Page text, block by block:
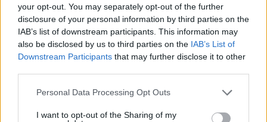
your opt-out. You may separately opt-out of the further
disclosure of your personal information by third parties on the
IAB’s list of downstream participants. This information may
also be disclosed by us to third parties on the IAB’s List of
Downstream Participants that may further disclose it to other
Please note that this website/app uses one or more Google
not limited to your visit or usage behaviour. You may click to
Personal Data Processing Opt Outs
I want to opt-out of the Sharing of my
φωτογραφίες
Πώς έγινε η τραγωδία με την νεκρή μητέρα στα Μάλια:
Βούτηξε για να βοηθήσει τη φίλη της και πνίγηκε, τα
παιδιά φώναζαν για βοήθεια
πριν 28 λεπτά
5 συναρπαστικά εστιατόρια στο Παρίσι
πριν 31 λεπτά